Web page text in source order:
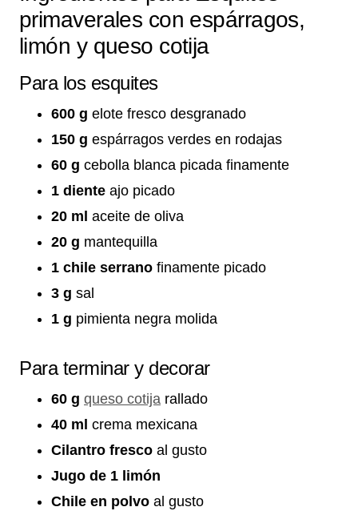
primaverales con espárragos,
limón y queso cotija
Para los esquites
600 g elote fresco desgranado
150 g espárragos verdes en rodajas
60 g cebolla blanca picada finamente
1 diente ajo picado
20 ml aceite de oliva
20 g mantequilla
1 chile serrano finamente picado
3 g sal
1 g pimienta negra molida
Para terminar y decorar
60 g queso cotija rallado
40 ml crema mexicana
Cilantro fresco al gusto
Jugo de 1 limón
Chile en polvo al gusto